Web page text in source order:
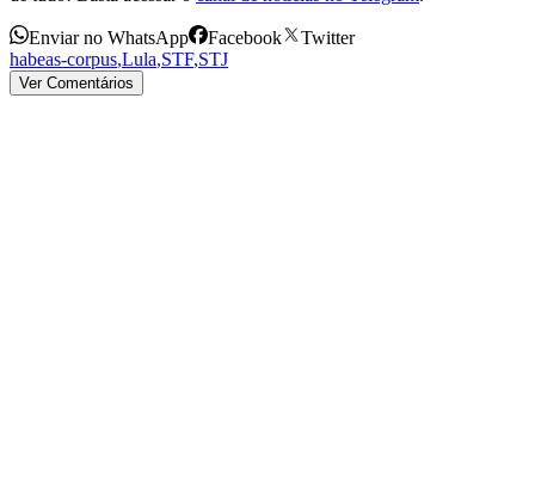
Enviar no WhatsApp Facebook
Twitter
habeas-corpus,Lula,STF,STJ
Ver Comentários